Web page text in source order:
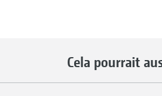
Cela pourrait